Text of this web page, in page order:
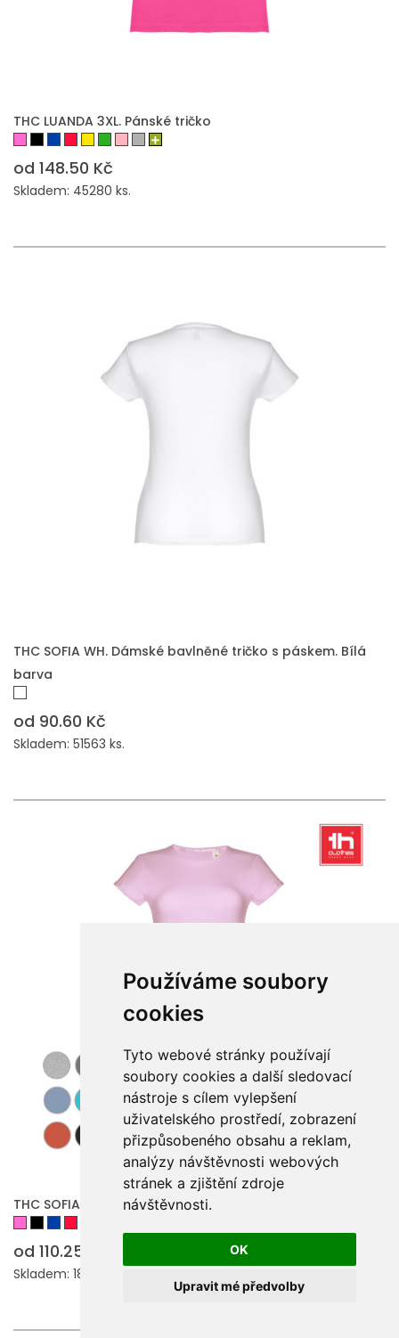
Používáme soubory
cookies
Tyto webové stránky používají
soubory cookies a další sledovací
nástroje s cílem vylepšení
uživatelského prostředí, zobrazení
přizpůsobeného obsahu a reklam,
analýzy návštěvnosti webových
stránek a zjištění zdroje
návštěvnosti.
OK
Upravit mé předvolby
THC LUANDA 3XL. Pánské tričko
od 148.50 Kč
Skladem: 45280 ks.
THC SOFIA WH. Dámské bavlněné tričko s páskem. Bílá
barva
od 90.60 Kč
Skladem: 51563 ks.
THC SOFIA. Dámské bavlněné tričko s páskem
od 110.25 Kč
Skladem: 181243 ks.